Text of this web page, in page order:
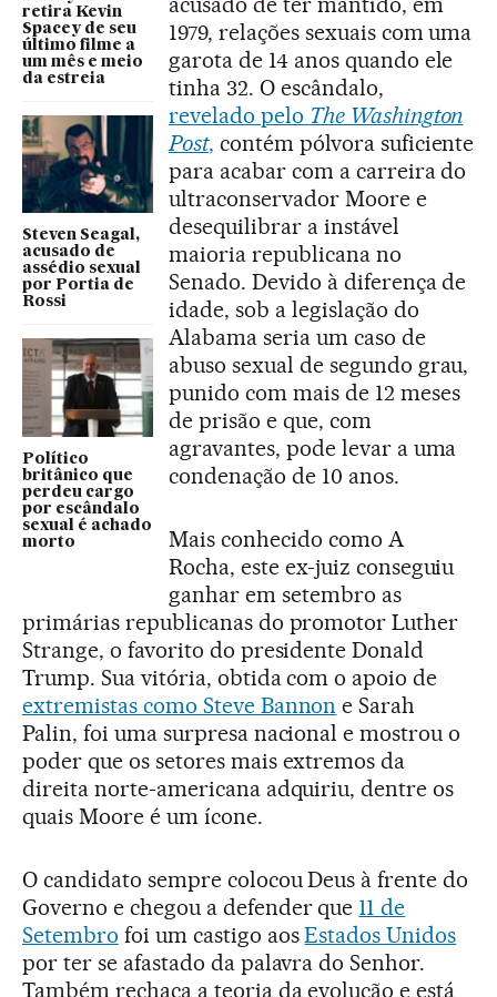
retira Kevin
Spacey de seu
último filme a
um mês e meio
da estreia
Steven Seagal,
acusado de
assédio sexual
por Portia de
Rossi
Político
britânico que
perdeu cargo
por escândalo
sexual é achado
morto
1979, relações sexuais com uma
garota de 14 anos quando ele
tinha 32. O escândalo,
revelado pelo The Washington
Post, contém pólvora suficiente
para acabar com a carreira do
ultraconservador Moore e
desequilibrar a instável
maioria republicana no
Senado. Devido à diferença de
idade, sob a legislação do
Alabama seria um caso de
abuso sexual de segundo grau,
punido com mais de 12 meses
de prisão e que, com
agravantes, pode levar a uma
condenação de 10 anos.
Mais conhecido como A
Rocha, este ex-juiz conseguiu
ganhar em setembro as
primárias republicanas do promotor Luther
Strange, o favorito do presidente Donald
Trump. Sua vitória, obtida com o apoio de
extremistas como Steve Bannon e Sarah
Palin, foi uma surpresa nacional e mostrou o
poder que os setores mais extremos da
direita norte-americana adquiriu, dentre os
quais Moore é um ícone.
O candidato sempre colocou Deus à frente do
Governo e chegou a defender que 11 de
Setembro foi um castigo aosEstados Unidos
por ter se afastado da palavra do Senhor.
Também rechaça a teoria da evolução e está